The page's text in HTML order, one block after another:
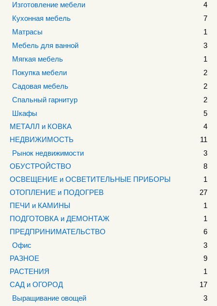
Изготовление мебели
4
Кухонная мебель
7
Матрасы
1
Мебель для ванной
3
Мягкая мебель
1
Покупка мебели
2
Садовая мебель
2
Спальный гарнитур
2
Шкафы
5
МЕТАЛЛ и КОВКА
4
НЕДВИЖИМОСТЬ
11
Рынок недвижимости
3
ОБУСТРОЙСТВО
8
ОСВЕЩЕНИЕ и ОСВЕТИТЕЛЬНЫЕ ПРИБОРЫ
1
ОТОПЛЕНИЕ и ПОДОГРЕВ
27
ПЕЧИ и КАМИНЫ
1
ПОДГОТОВКА и ДЕМОНТАЖ
1
ПРЕДПРИНИМАТЕЛЬСТВО
6
Офис
3
РАЗНОЕ
9
РАСТЕНИЯ
1
САД и ОГОРОД
17
Выращивание овощей
3